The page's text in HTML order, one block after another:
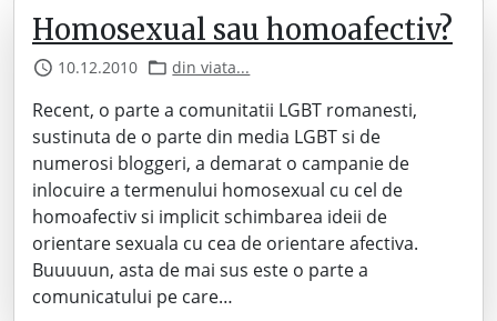
Homosexual sau homoafectiv?
10.12.2010 din viata...
Recent, o parte a comunitatii LGBT romanesti,
sustinuta de o parte din media LGBT si de
numerosi bloggeri, a demarat o campanie de
inlocuire a termenului homosexual cu cel de
homoafectiv si implicit schimbarea ideii de
orientare sexuala cu cea de orientare afectiva.
Buuuuun, asta de mai sus este o parte a
comunicatului pe care…